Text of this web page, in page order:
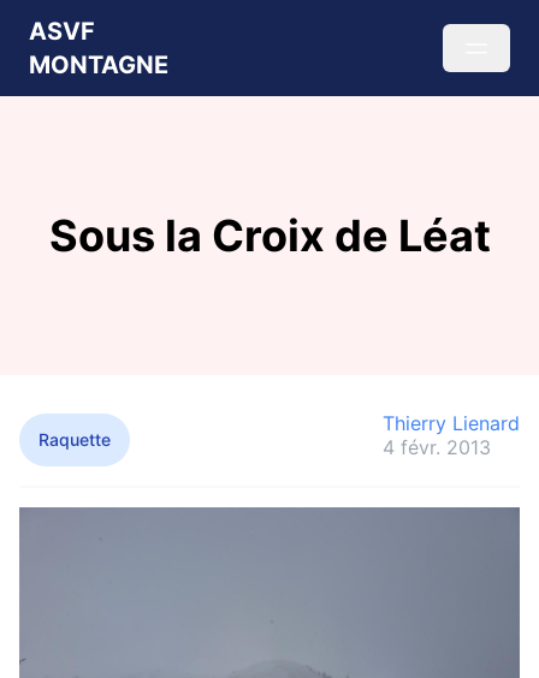
ASVF
MONTAGNE
Sous la Croix de Léat
Raquette
Thierry Lienard
4 févr. 2013